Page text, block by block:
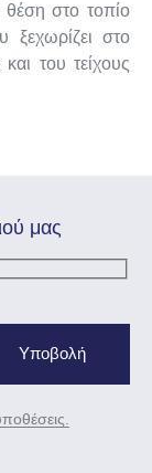
στο τοπίο
ξεχωρίζει στο
του τείχους
μας